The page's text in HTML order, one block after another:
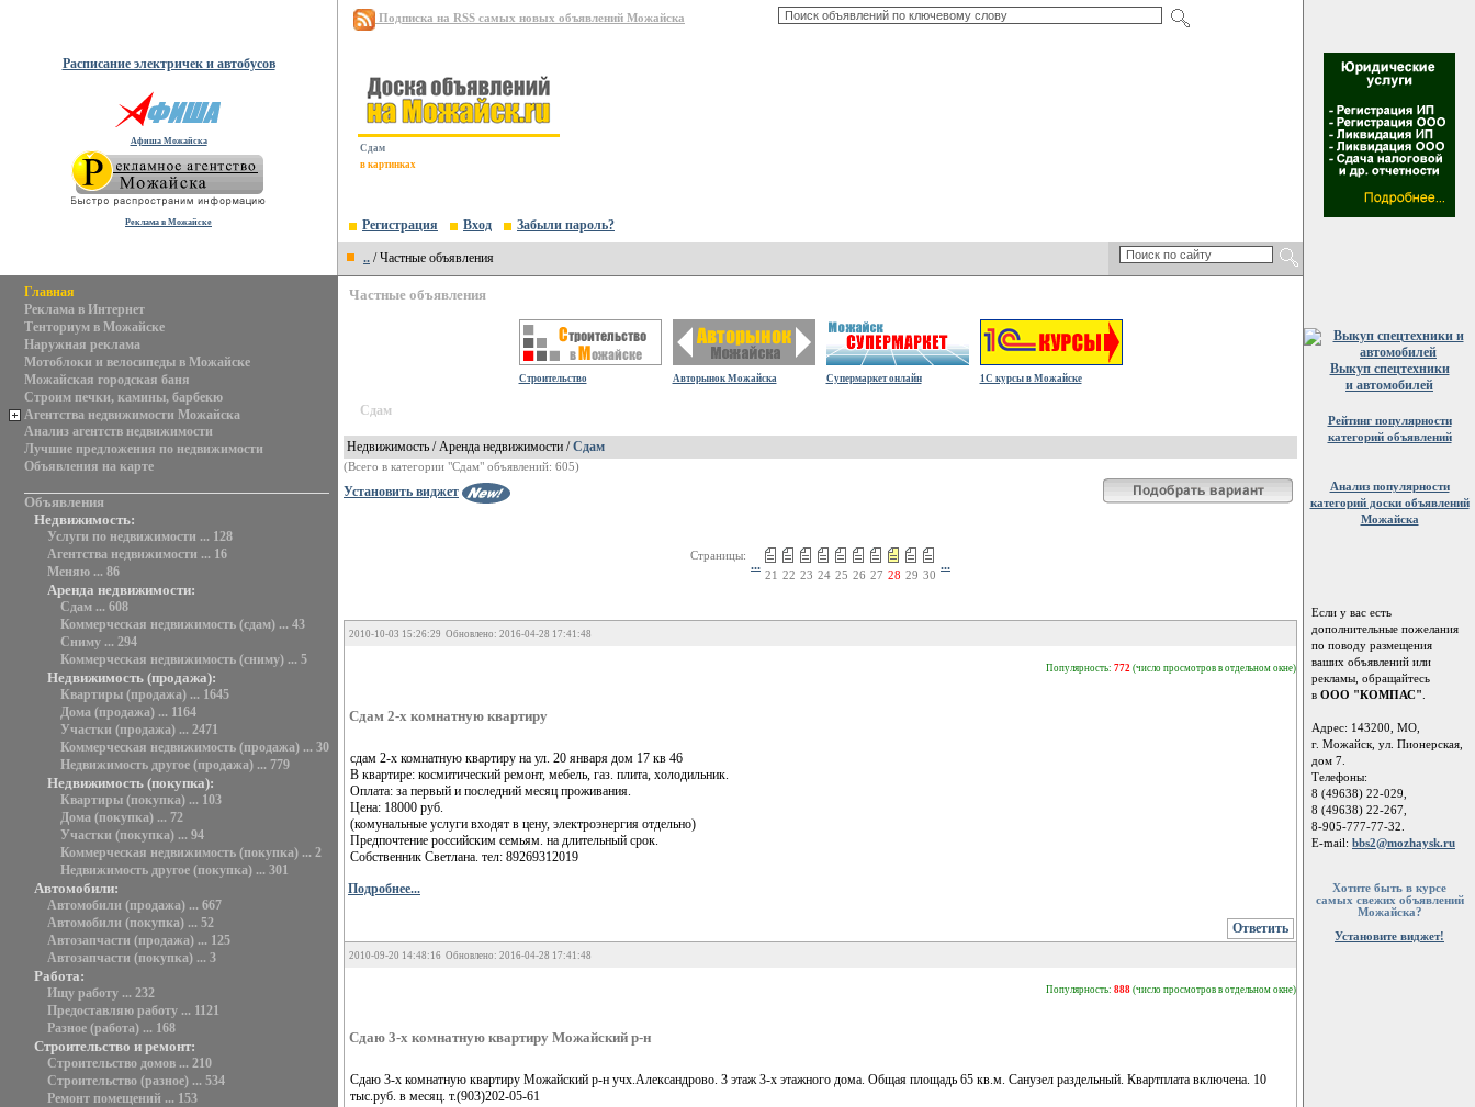
Расписание электричек и автобусов
Афиша Можайска
Реклама в Можайске
Подписка на RSS самых новых объявлений Можайска
Сдам
в картинках
Регистрация Вход Забыли пароль?
.. / Частные объявления
Главная
Реклама в Интернет
Тенториум в Можайске
Наружная реклама
Мотоблоки и велосипеды в Можайске
Можайская городская баня
Строим печки, камины, барбекю
Агентства недвижимости Можайска
Анализ агентств недвижимости
Лучшие предложения по недвижимости
Объявления на карте
Объявления
Недвижимость:
Услуги по недвижимости ... 128
Агентства недвижимости ... 16
Меняю ... 86
Аренда недвижимости:
Сдам ... 608
Коммерческая недвижимость (сдам) ... 43
Сниму ... 294
Коммерческая недвижимость (сниму) ... 5
Недвижимость (продажа):
Квартиры (продажа) ... 1645
Дома (продажа) ... 1164
Участки (продажа) ... 2471
Коммерческая недвижимость (продажа) ... 30
Недвижимость другое (продажа) ... 779
Недвижимость (покупка):
Квартиры (покупка) ... 103
Дома (покупка) ... 72
Участки (покупка) ... 94
Коммерческая недвижимость (покупка) ... 2
Недвижимость другое (покупка) ... 301
Автомобили:
Автомобили (продажа) ... 667
Автомобили (покупка) ... 52
Автозапчасти (продажа) ... 125
Автозапчасти (покупка) ... 3
Работа:
Ищу работу ... 232
Предоставляю работу ... 1121
Разное (работа) ... 168
Строительство и ремонт:
Строительство домов ... 210
Строительство (разное) ... 534
Ремонт помещений ... 153
Частные объявления
Строительство Авторынок Можайска Супермаркет онлайн 1С курсы в Можайске
Сдам
Недвижимость / Аренда недвижимости /Сдам
(Всего в категории "Сдам" объявлений: 605)
Установить виджет
Страницы:
...
21 22 23 24 25 26 27 28 29 30
...
2010-10-03 15:26:29 Обновлено: 2016-04-28 17:41:48
Популярность: 772 (число просмотров в отдельном окне)
Сдам 2-х комнатную квартиру
сдам 2-х комнатную квартиру на ул. 20 января дом 17 кв 46
В квартире: космитический ремонт, мебель, газ. плита, холодильник.
Оплата: за первый и последний месяц проживания.
Цена: 18000 руб.
(комунальные услуги входят в цену, электроэнергия отдельно)
Предпочтение российским семьям. на длительный срок.
Собственник Светлана. тел: 89269312019
Подробнее...
Ответить
2010-09-20 14:48:16 Обновлено: 2016-04-28 17:41:48
Популярность: 888 (число просмотров в отдельном окне)
Сдаю 3-х комнатную квартиру Можайский р-н
Сдаю 3-х комнатную квартиру Можайский р-н учх.Александрово. 3 этаж 3-х этажного дома. Общая площадь 65 кв.м. Санузел раздельный. Квартплата включена. 10
тыс.руб. в месяц. т.(903)202-05-61
Выкуп спецтехники
и автомобилей
Рейтинг популярности
категорий объявлений
Анализ популярности
категорий доски объявлений
Можайска
Если у вас есть
дополнительные пожелания
по поводу размещения
ваших объявлений или
рекламы, обращайтесь
в ООО "КОМПАС"
Адрес: 143200, МО,
г. Можайск, ул. Пионерская,
дом 7.
Телефоны:
8 (49638) 22-029,
8 (49638) 22-267,
8-905-777-77-32.
E-mail: bbs2@mozhaysk.ru
Хотите быть в курсе
самых свежих объявлений
Можайска?
Установите виджет!